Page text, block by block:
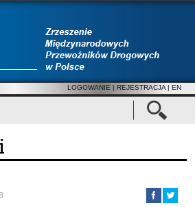
LOGOWANIE | REJESTRACJA | EN